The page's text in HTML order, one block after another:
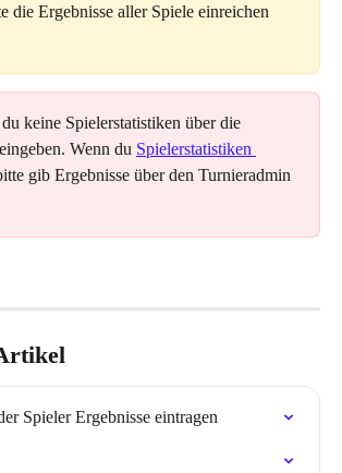
die Ergebnisse aller Spiele einreichen
keine Spielerstatistiken über die
Wenn du Spielerstatistiken
gib Ergebnisse über den Turnieradmin
Spieler Ergebnisse eintragen